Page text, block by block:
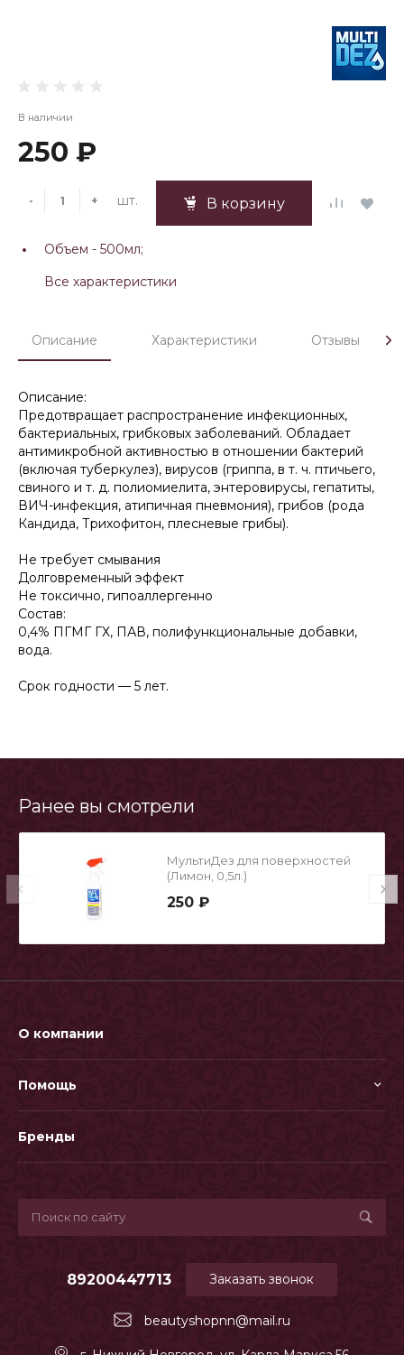
В наличии
250 ₽
- + шт. В корзину
Объем - 500мл;
Все характеристики
Описание Характеристики Отзывы
Описание:
Предотвращает распространение инфекционных,
бактериальных, грибковых заболеваний. Обладает
антимикробной активностью в отношении бактерий
(включая туберкулез), вирусов (гриппа, в т. ч. птичьего,
свиного и т. д. полиомиелита, энтеровирусы, гепатиты,
ВИЧ-инфекция, атипичная пневмония), грибов (рода
Кандида, Трихофитон, плесневые грибы).
Не требует смывания
Долговременный эффект
Не токсично, гипоаллергенно
Состав:
0,4% ПГМГ ГХ, ПАВ, полифункциональные добавки,
вода.
Срок годности — 5 лет.
Ранее вы смотрели
МультиДез для поверхностей
(Лимон, 0,5л.)
250 ₽
О компании
Помощь
Бренды
beautyshopnn@mail.ru
89200447713 Заказать звонок